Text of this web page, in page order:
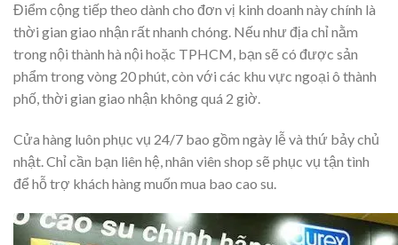
Điểm cộng tiếp theo dành cho đơn vị kinh doanh này chính là
thời gian giao nhận rất nhanh chóng. Nếu như địa chỉ nằm
trong nội thành hà nội hoặc TPHCM, bạn sẽ có được sản
phẩm trong vòng 20 phút, còn với các khu vực ngoại ô thành
phố, thời gian giao nhận không quá 2 giờ.
Cửa hàng luôn phục vụ 24/7 bao gồm ngày lễ và thứ bảy chủ
nhật. Chỉ cần bạn liên hệ, nhân viên shop sẽ phục vụ tận tình
để hỗ trợ khách hàng muốn mua bao cao su.